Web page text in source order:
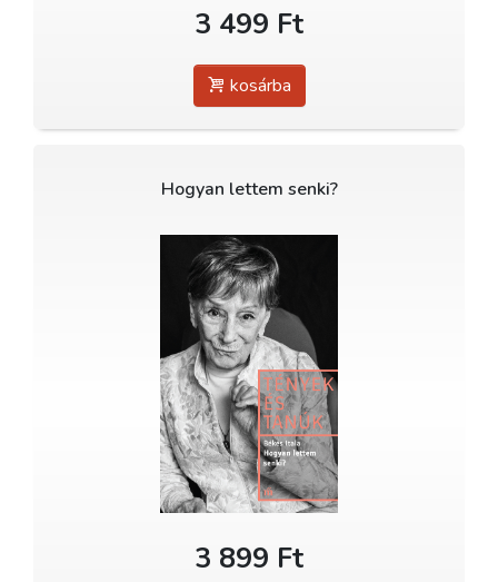
3 499 Ft
kosárba
Hogyan lettem senki?
3 899 Ft